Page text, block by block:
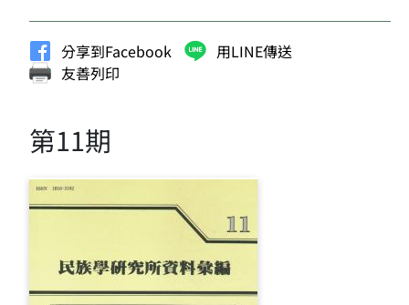
分享到Facebook
用LINE傳送
友善列印
第11期